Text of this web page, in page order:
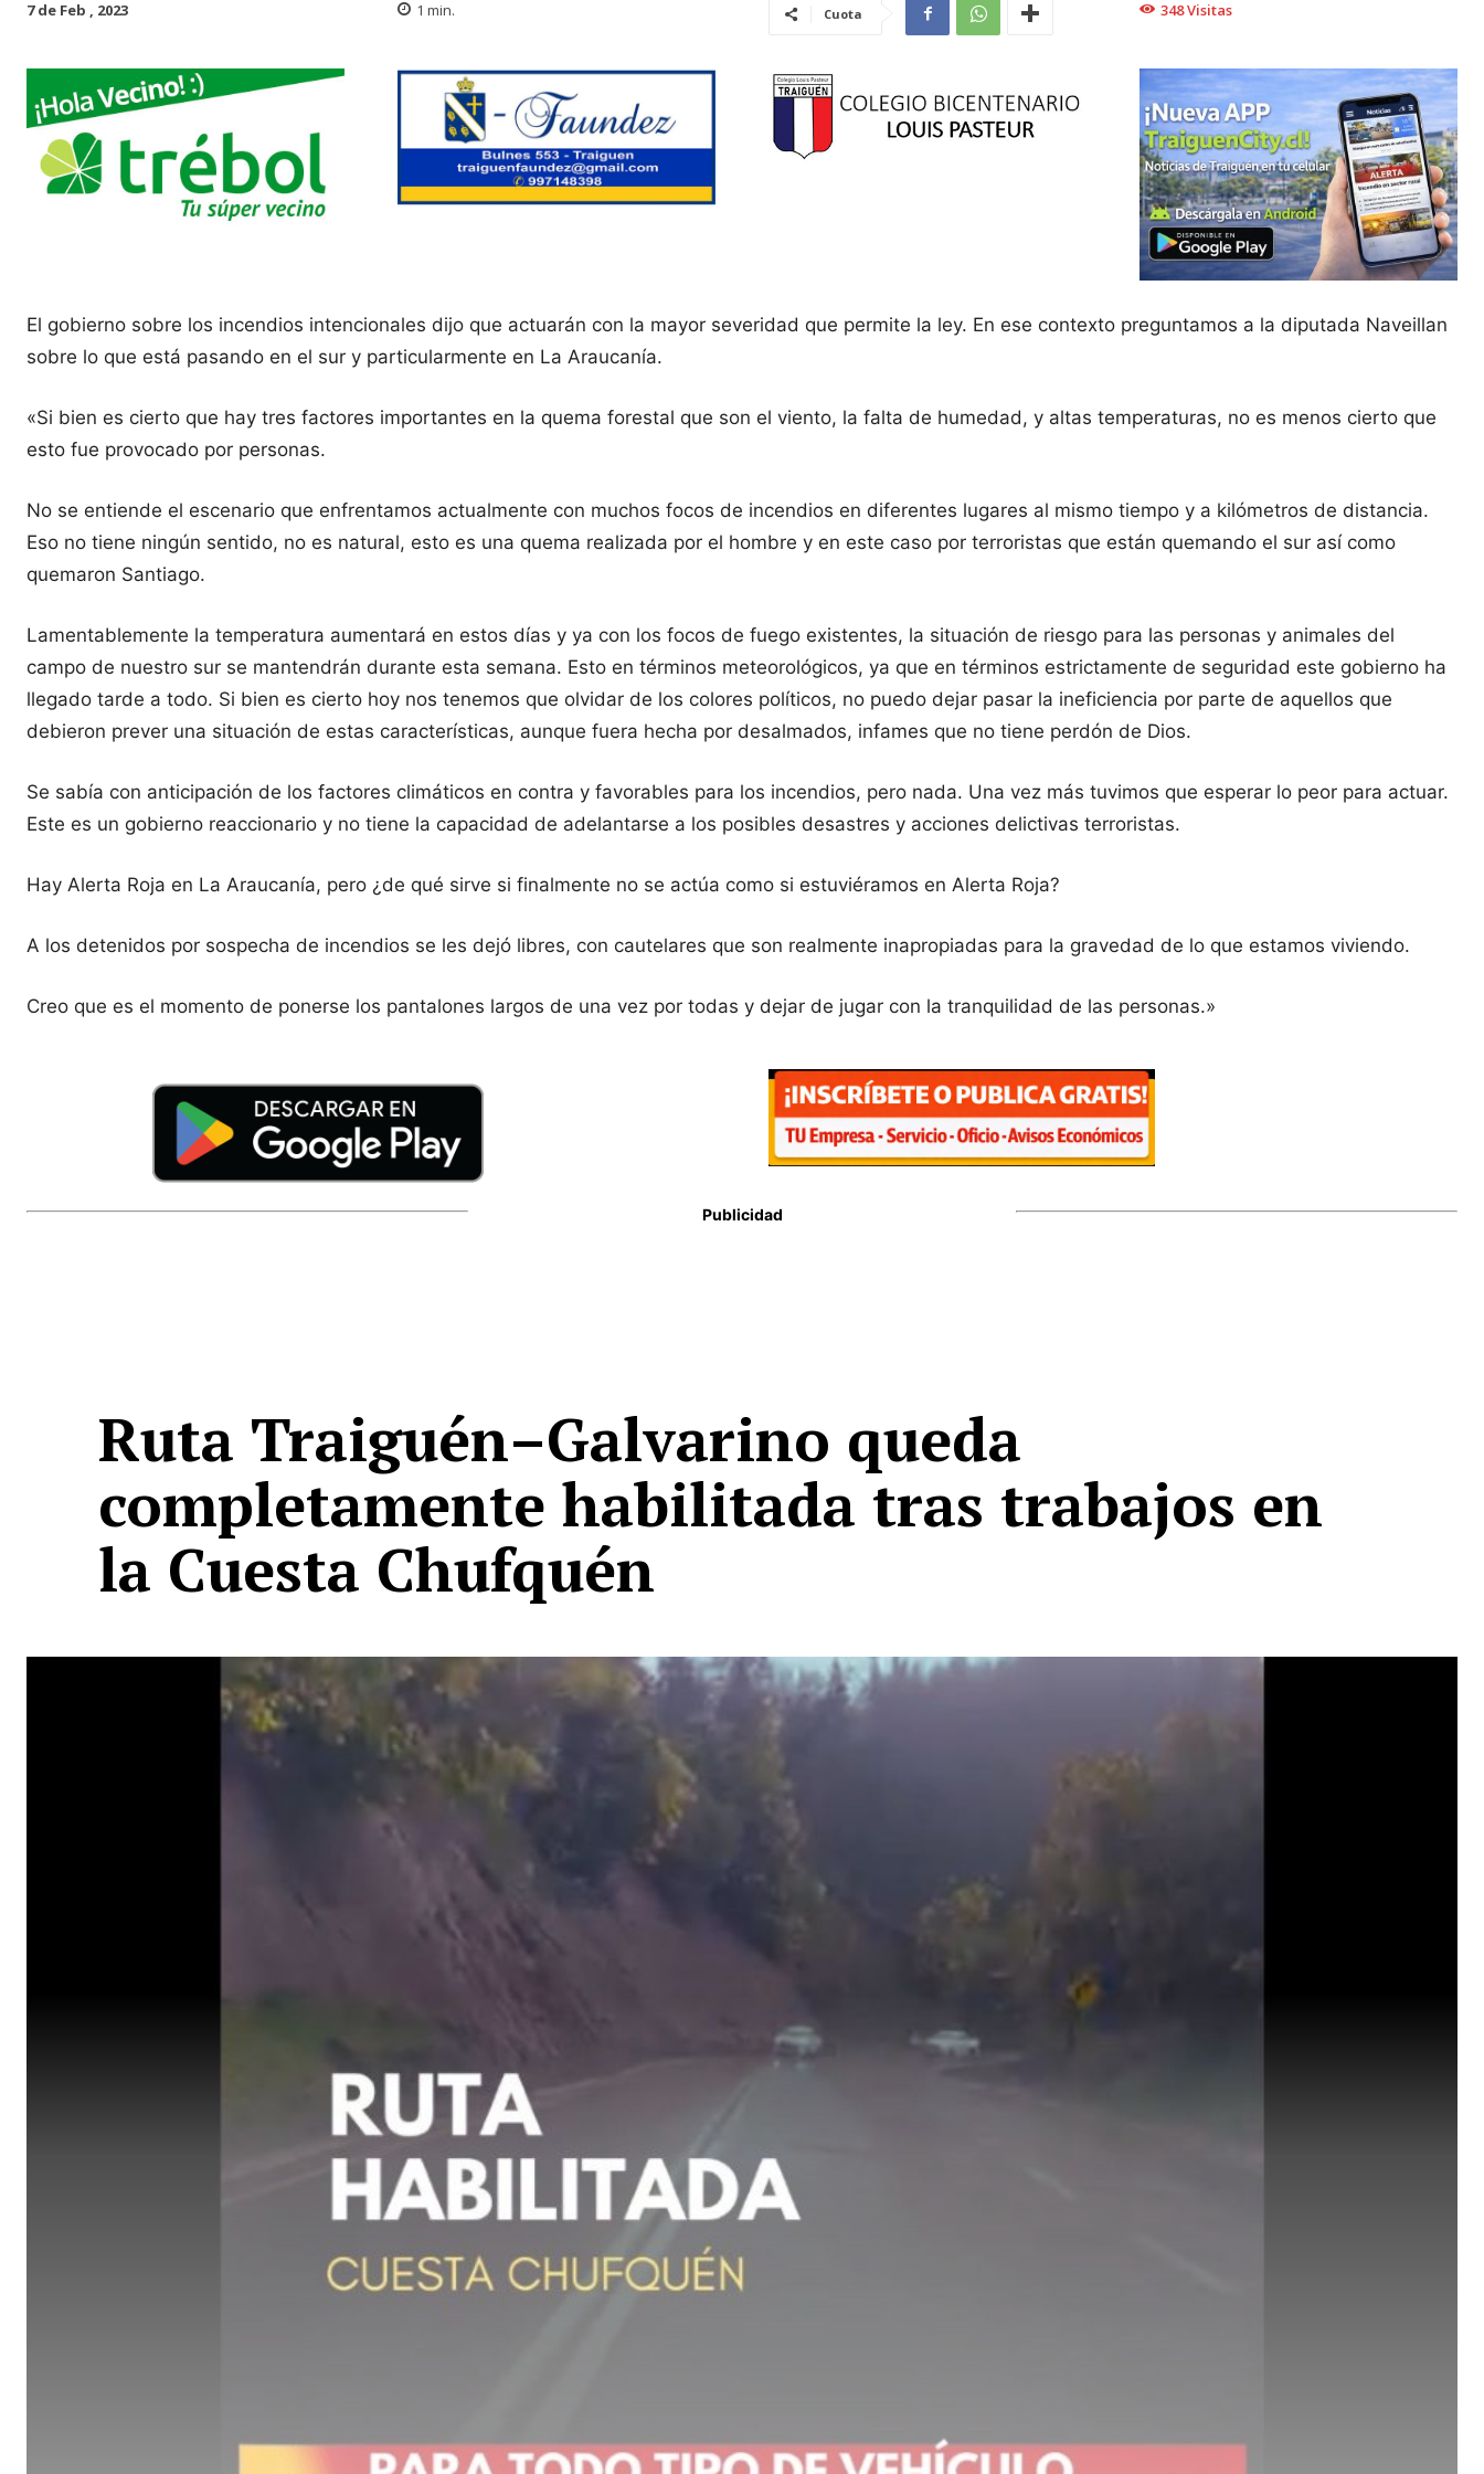
7 de Feb , 2023 1 min. Cuota 348Visitas
El gobierno sobre los incendios intencionales dijo que actuarán con la mayor severidad que permite la ley. En ese contexto preguntamos a la diputada Naveillan
sobre lo que está pasando en el sur y particularmente en La Araucanía.
«Si bien es cierto que hay tres factores importantes en la quema forestal que son el viento, la falta de humedad, y altas temperaturas, no es menos cierto que
esto fue provocado por personas.
No se entiende el escenario que enfrentamos actualmente con muchos focos de incendios en diferentes lugares al mismo tiempo y a kilómetros de distancia.
Eso no tiene ningún sentido, no es natural, esto es una quema realizada por el hombre y en este caso por terroristas que están quemando el sur así como
quemaron Santiago.
Lamentablemente la temperatura aumentará en estos días y ya con los focos de fuego existentes, la situación de riesgo para las personas y animales del
campo de nuestro sur se mantendrán durante esta semana. Esto en términos meteorológicos, ya que en términos estrictamente de seguridad este gobierno ha
llegado tarde a todo. Si bien es cierto hoy nos tenemos que olvidar de los colores políticos, no puedo dejar pasar la ineficiencia por parte de aquellos que
debieron prever una situación de estas características, aunque fuera hecha por desalmados, infames que no tiene perdón de Dios.
Se sabía con anticipación de los factores climáticos en contra y favorables para los incendios, pero nada. Una vez más tuvimos que esperar lo peor para actuar.
Este es un gobierno reaccionario y no tiene la capacidad de adelantarse a los posibles desastres y acciones delictivas terroristas.
Hay Alerta Roja en La Araucanía, pero ¿de qué sirve si finalmente no se actúa como si estuviéramos en Alerta Roja?
A los detenidos por sospecha de incendios se les dejó libres, con cautelares que son realmente inapropiadas para la gravedad de lo que estamos viviendo.
Creo que es el momento de ponerse los pantalones largos de una vez por todas y dejar de jugar con la tranquilidad de las personas.»
Publicidad